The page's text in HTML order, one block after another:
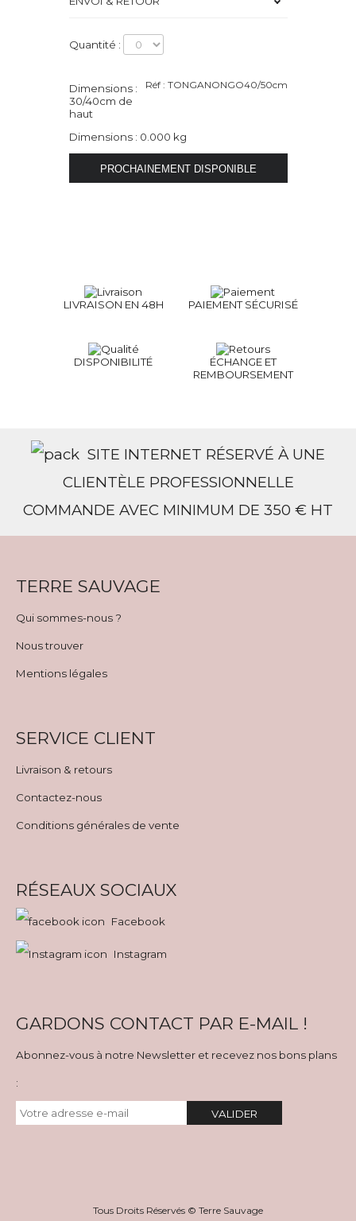
Quantité :
Réf : TONGANONGO40/50cm
Dimensions :
30/40cm de
haut
Dimensions : 0.000 kg
LIVRAISON EN 48H PAIEMENT SÉCURISÉ
DISPONIBILITÉ
ÉCHANGE ET
REMBOURSEMENT
SITE INTERNET RÉSERVÉ À UNE
CLIENTÈLE PROFESSIONNELLE
COMMANDE AVEC MINIMUM DE 350 € HT
TERRE SAUVAGE
Qui sommes-nous ?
Nous trouver
Mentions légales
SERVICE CLIENT
Livraison & retours
Contactez-nous
Conditions générales de vente
RÉSEAUX SOCIAUX
Facebook
Instagram
GARDONS CONTACT PAR E-MAIL !
Abonnez-vous à notre Newsletter et recevez nos bons plans
:
VALIDER
Tous Droits Réservés © Terre Sauvage